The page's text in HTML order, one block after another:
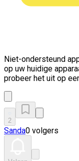
Niet-ondersteund
op uw huidige
probeer het uit op
2
Sanda0 volgers